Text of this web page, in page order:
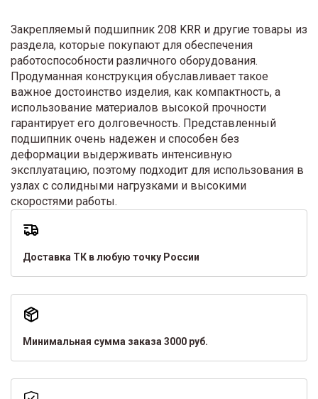
Закрепляемый подшипник 208 KRR и другие товары из
раздела, которые покупают для обеспечения
работоспособности различного оборудования.
Продуманная конструкция обуславливает такое
важное достоинство изделия, как компактность, а
использование материалов высокой прочности
гарантирует его долговечность. Представленный
подшипник очень надежен и способен без
деформации выдерживать интенсивную
эксплуатацию, поэтому подходит для использования в
узлах с солидными нагрузками и высокими
скоростями работы.
Доставка ТК в любую точку России
Минимальная сумма заказа 3000 руб.